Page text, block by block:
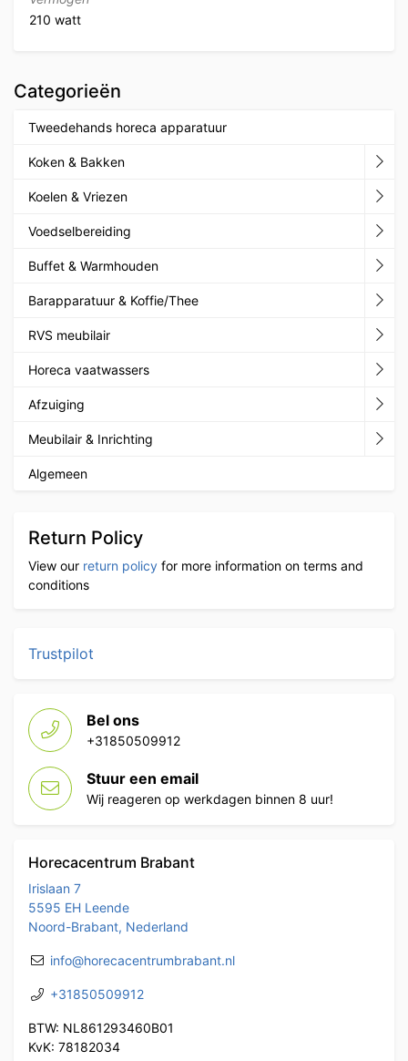
210 watt
Categorieën
Tweedehands horeca apparatuur
Koken & Bakken
Koelen & Vriezen
Voedselbereiding
Buffet & Warmhouden
Barapparatuur & Koffie/Thee
RVS meubilair
Horeca vaatwassers
Afzuiging
Meubilair & Inrichting
Algemeen
Return Policy
View our return policy for more information on terms and
conditions
Trustpilot
Bel ons
+31850509912
Stuur een email
Wij reageren op werkdagen binnen 8 uur!
Horecacentrum Brabant
Irislaan 7
5595 EH Leende
Noord-Brabant, Nederland
info@horecacentrumbrabant.nl
+31850509912
BTW: NL861293460B01
KvK: 78182034